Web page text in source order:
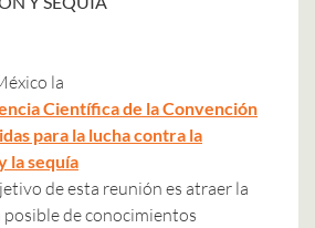
la
Científica de la Convención
para la lucha contra la
la sequía
de esta reunión es atraer la
posible de conocimientos